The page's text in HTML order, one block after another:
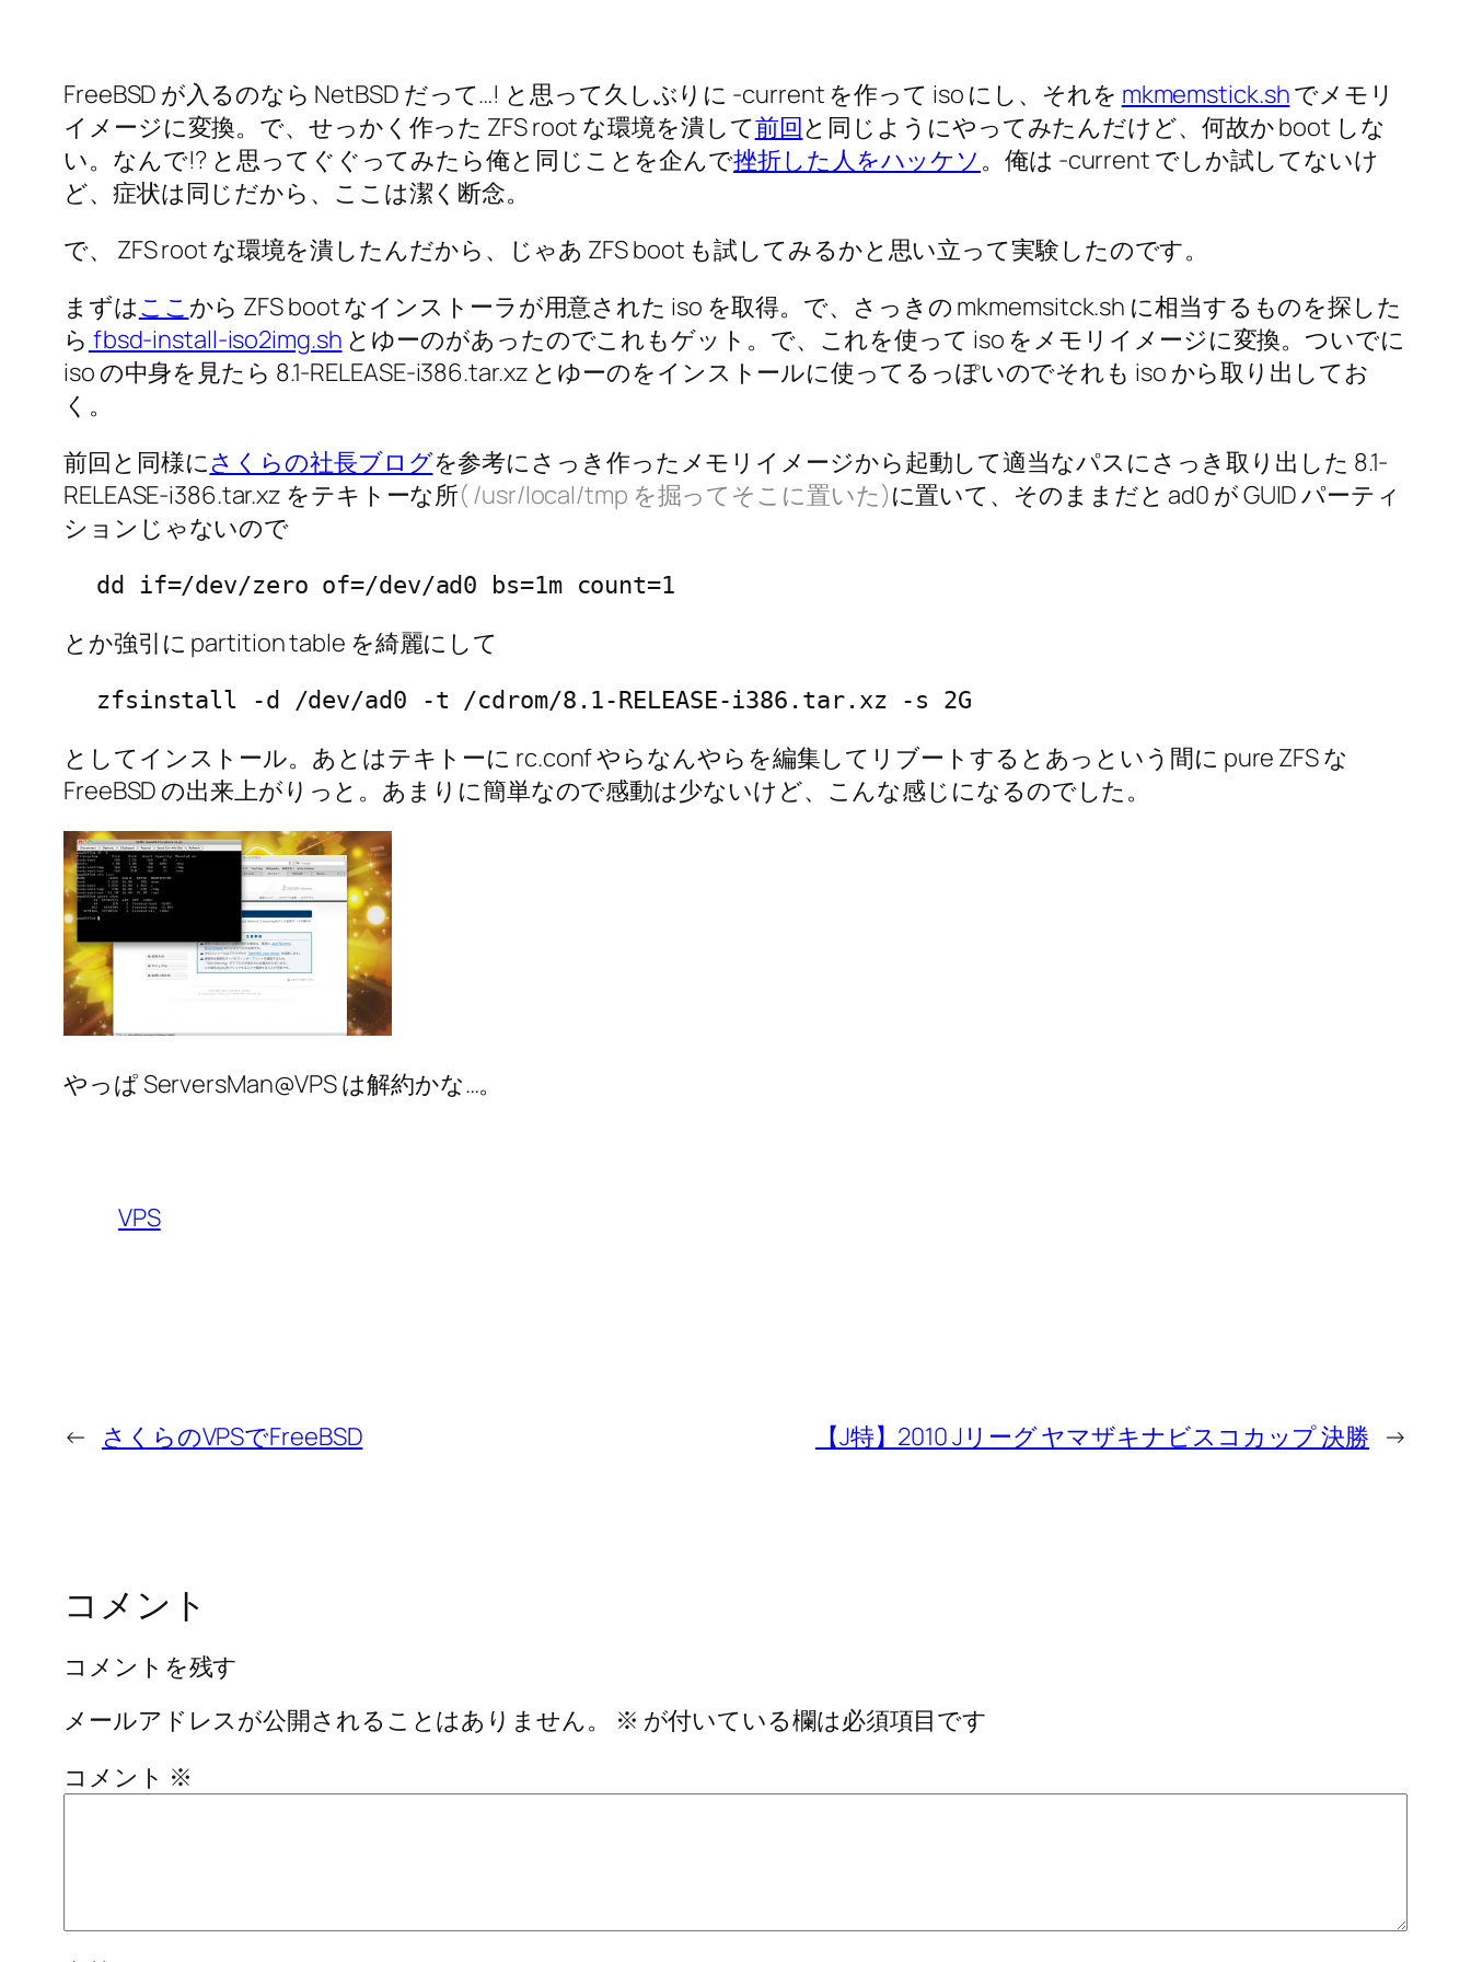
FreeBSD が入るのなら NetBSD だって…! と思って久しぶりに -current を作って iso にし、それを mkmemstick.shでメモリ
イメージに変換。で、せっかく作った ZFS root な環境を潰して前回と同じようにやってみたんだけど、何故か boot しな
い。なんで!? と思ってぐぐってみたら俺と同じことを企んで挫折した人をハッケソ 。俺は -current でしか試してないけ
ど、症状は同じだから、ここは潔く断念。
で、 ZFS root な環境を潰したんだから、じゃあ ZFS boot も試してみるかと思い立って実験したのです。
まずはここ から ZFS boot なインストーラが用意された iso を取得。で、さっきの mkmemsitck.sh に相当するものを探した
ら fbsd-install-iso2img.sh とゆーのがあったのでこれもゲット。で、これを使って iso をメモリイメージに変換。ついでに
iso の中身を見たら 8.1-RELEASE-i386.tar.xz とゆーのをインストールに使ってるっぽいのでそれも iso から取り出してお
く。
前回と同様にさくらの社長ブログを参考にさっき作ったメモリイメージから起動して適当なパスにさっき取り出した 8.1-
RELEASE-i386.tar.xz をテキトーな所( /usr/local/tmp を掘ってそこに置いた)に置いて、そのままだと ad0 が GUID パーティ
ションじゃないので
dd if=/dev/zero of=/dev/ad0 bs=1m count=1
とか強引に partition table を綺麗にして
zfsinstall -d /dev/ad0 -t /cdrom/8.1-RELEASE-i386.tar.xz -s 2G
としてインストール。あとはテキトーに rc.conf やらなんやらを編集してリブートするとあっという間に pure ZFS な
FreeBSD の出来上がりっと。あまりに簡単なので感動は少ないけど、こんな感じになるのでした。
やっぱ ServersMan@VPS は解約かな…。
VPS
← さくらのVPSでFreeBSD 【J特】2010 Jリーグ ヤマザキナビスコカップ 決勝 →
コメント
コメントを残す
メールアドレスが公開されることはありません。
※ が付いている欄は必須項目です
コメント ※